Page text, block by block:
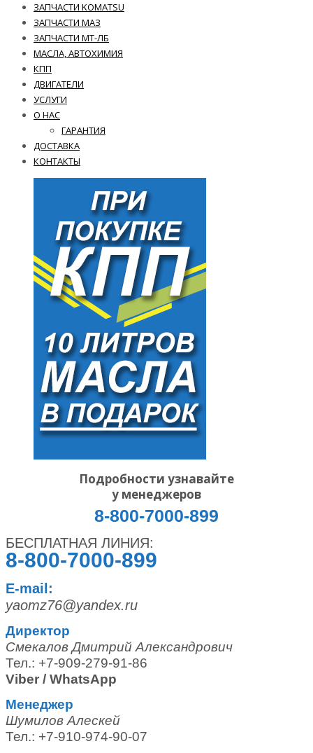
ЗАПЧАСТИ KOMATSU
ЗАПЧАСТИ МАЗ
ЗАПЧАСТИ МТ-ЛБ
МАСЛА, АВТОХИМИЯ
КПП
ДВИГАТЕЛИ
УСЛУГИ
О НАС
ГАРАНТИЯ
ДОСТАВКА
КОНТАКТЫ
Подробности узнавайте
у менеджеров
8-800-7000-899
БЕСПЛАТНАЯ ЛИНИЯ:
8-800-7000-899
E-mail:
yaomz76@yandex.ru
Директор
Смекалов Дмитрий Александрович
Тел.: +7-909-279-91-86
Viber / WhatsApp
Менеджер
Шумилов Алескей
Тел.: +7-910-974-90-07